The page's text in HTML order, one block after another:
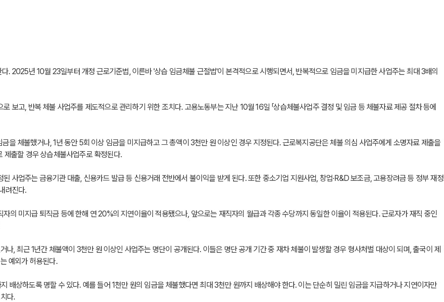
. 2025년 10월 23일부터 개정 근로기준법, 이른바 '상습 임금체불 근절법'이 본격적으로 시행되면서, 반복적으로 임금을 미지급한 사업주는 최대 3배의
보고, 반복 체불 사업주를 제도적으로 관리하기 위한 조치다. 고용노동부는 지난 10월 16일 「상습체불사업주 결정 및 임금 등 체불자료 제공 절차 등에
을 체불했거나, 1년 동안 5회 이상 임금을 미지급하고 그 총액이 3천만 원 이상인 경우 지정된다. 근로복지공단은 체불 의심 사업주에게 소명자료 제출을
제출할 경우 상습체불사업주로 확정된다.
사업주는 금융기관 대출, 신용카드 발급 등 신용거래 전반에서 불이익을 받게 된다. 또한 중소기업 지원사업, 창업·R&D 보조금, 고용장려금 등 정부 재정
려진다.
의 미지급 퇴직금 등에 한해 연 20%의 지연이율이 적용됐으나, 앞으로는 재직자의 월급과 각종 수당까지 동일한 이율이 적용된다. 근로자가 재직 중인
, 최근 1년간 체불액이 3천만 원 이상인 사업주는 명단이 공개된다. 이들은 명단 공개 기간 중 재차 체불이 발생할 경우 형사처벌 대상이 되며, 출국이 제
예외가 허용된다.
배상하도록 명할 수 있다. 예를 들어 1천만 원의 임금을 체불했다면 최대 3천만 원까지 배상해야 한다. 이는 단순히 밀린 임금을 지급하거나 지연이자만
다.